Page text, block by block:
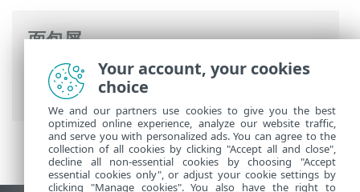
面包屑
ESET 联机帮助>ESET PROTECT On-Prem
ESET PROTECT On-Prem 简介
Your account, your cookies
choice
We and our partners use cookies to give you the best
optimized online experience, analyze our website traffic,
and serve you with personalized ads. You can agree to the
collection of all cookies by clicking "Accept all and close",
decline all non-essential cookies by choosing "Accept
essential cookies only", or adjust your cookie settings by
clicking "Manage cookies". You also have the right to